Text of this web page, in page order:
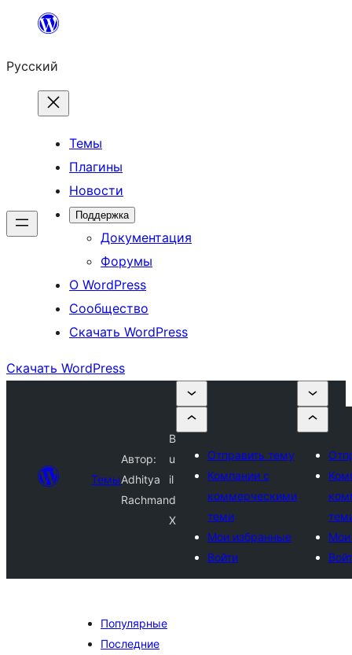
Перейти
содержимому
Русский
Темы
Плагины
Новости
Поддержка
Документация
Форумы
О WordPress
Сообщество
Скачать WordPress
Скачать WordPress
Темы
Автор:
Adhitya
Rachman
B
u
il
d
X
Отправить тему
Компании с
коммерческими
теми
Мои избранные
Войти
Мои
Популярные
Последние